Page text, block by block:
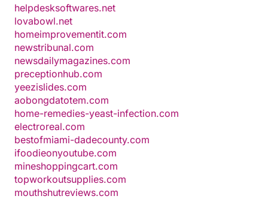
helpdesksoftwares.net
lovabowl.net
homeimprovementit.com
newstribunal.com
newsdailymagazines.com
preceptionhub.com
yeezislides.com
aobongdatotem.com
home-remedies-yeast-infection.com
electroreal.com
bestofmiami-dadecounty.com
ifoodieonyoutube.com
mineshoppingcart.com
topworkoutsupplies.com
mouthshutreviews.com